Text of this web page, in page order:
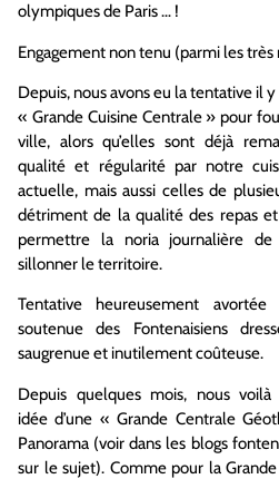
olympiques de Paris … !
Engagement non tenu (parmi les
Depuis, nous avons eu la tentative il
« Grande Cuisine Centrale » pour
ville, alors qu’elles sont déjà
qualité et régularité par notre
actuelle, mais aussi celles de
détriment de la qualité des repas
permettre la noria journalière
sillonner le territoire.
Tentative heureusement
soutenue des Fontenaisiens
saugrenue et inutilement coûteuse.
Depuis quelques mois, nous
idée d’une « Grande Centrale
Panorama (voir dans les blogs
sur le sujet). Comme pour la